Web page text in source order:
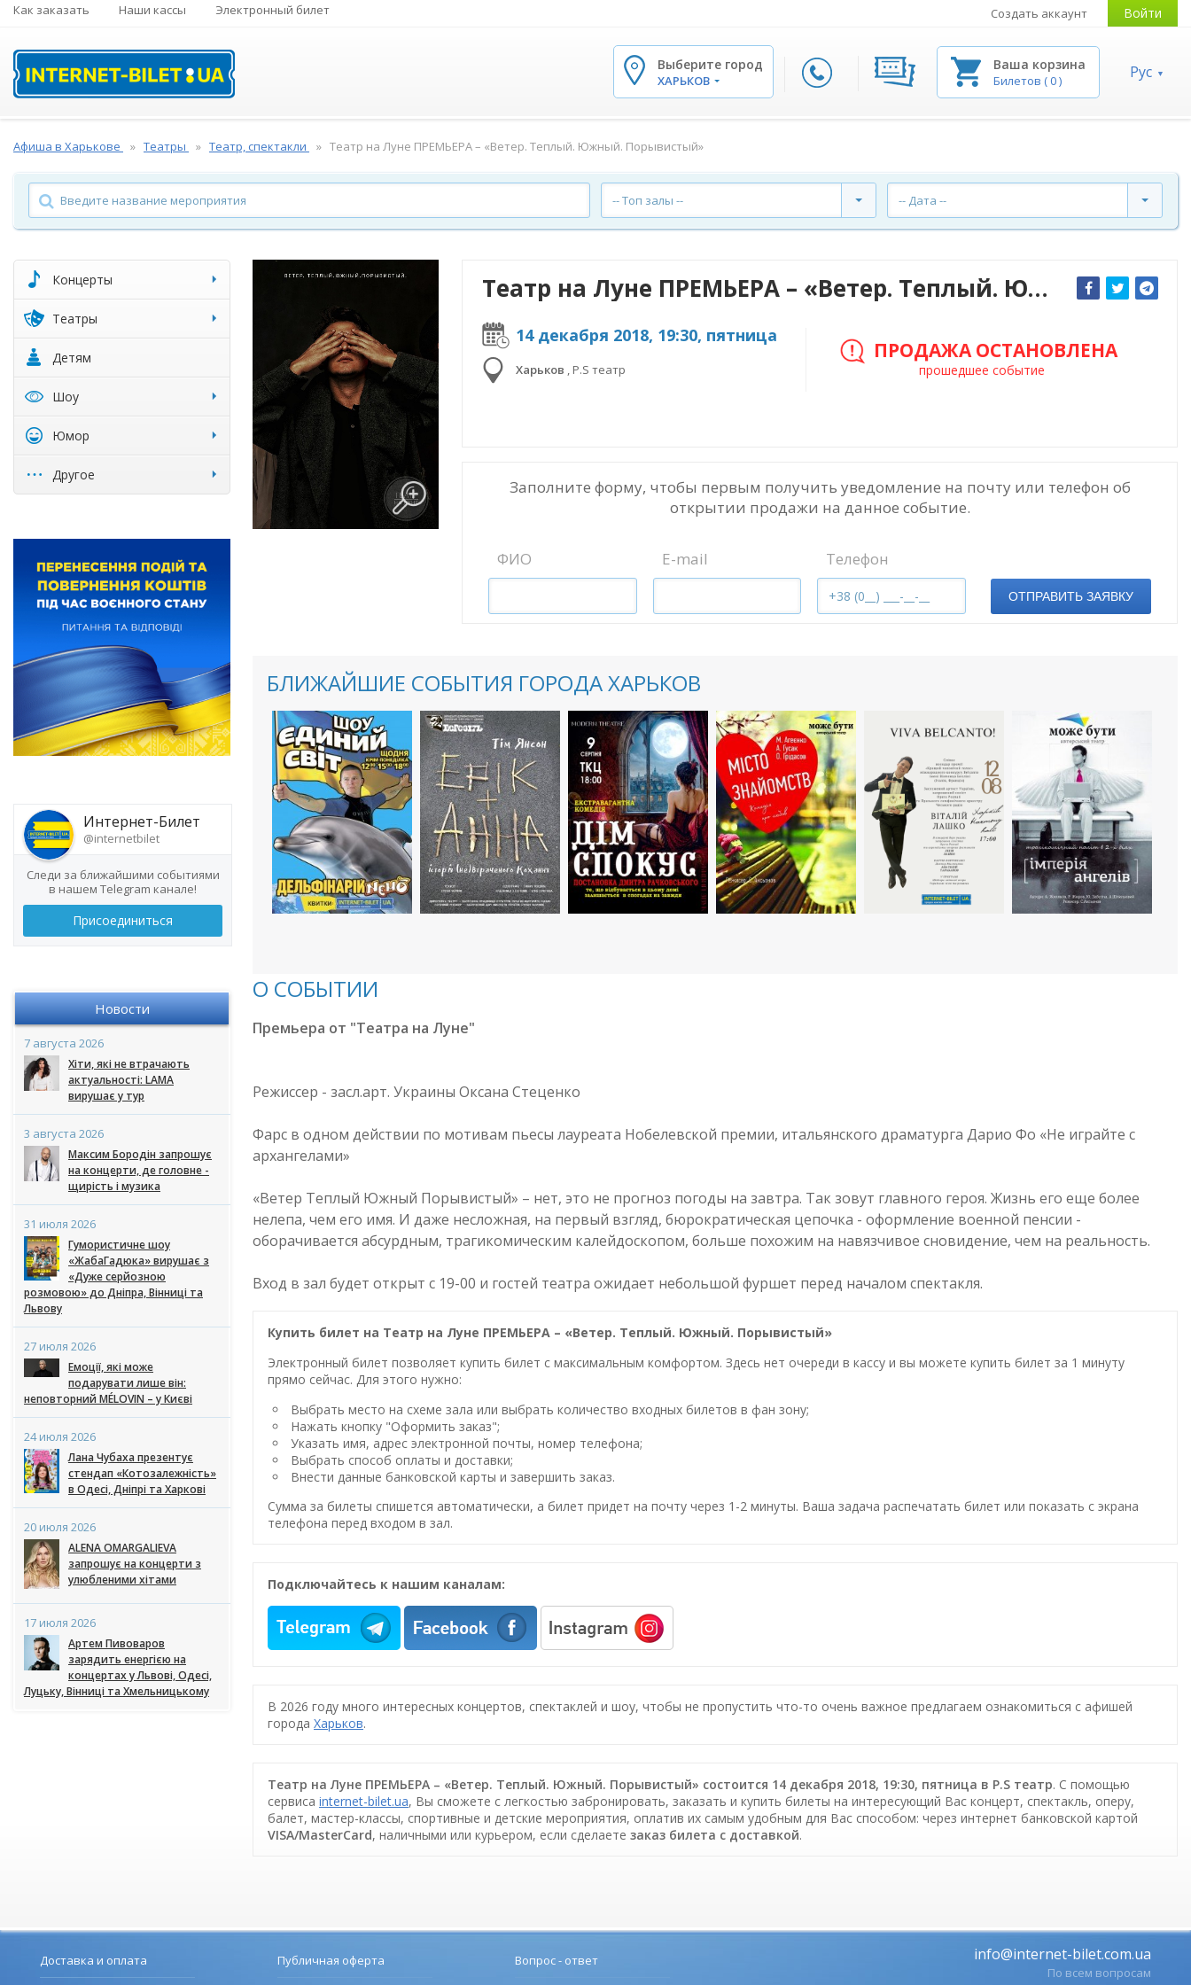
Как заказать Наши кассы Электронный билет Создать аккаунт Войти
Выберите город
ХАРЬКОВ
Ваша корзина
Билетов (0) Рус
Афиша в Харькове Театры Театр, спектакли Театр на Луне ПРЕМЬЕРА – «Ветер. Теплый. Южный. Порывистый»
-- Топ залы -- -- Дата --
Концерты
Театры
Детям
Шоу
Юмор
Другое
Интернет-Билет
@internetbilet
Следи за ближайшими событиями
в нашем Telegram канале!
Присоединиться
Новости
7 августа 2026
Хіти, які не втрачають
актуальності: LAMA
вирушає у тур
3 августа 2026
Максим Бородін запрошує
на концерти, де головне -
щирість і музика
31 июля 2026
Гумористичне шоу
«ЖабаГадюка» вирушає з
«Дуже серйозною
розмовою» до Дніпра, Вінниці та
Львову
27 июля 2026
Емоції, які може
подарувати лише він:
неповторний MÉLOVIN – у Києві
24 июля 2026
Лана Чубаха презентує
стендап «Котозалежність»
в Одесі, Дніпрі та Харкові
20 июля 2026
ALENA OMARGALIEVA
запрошує на концерти з
улюбленими хітами
17 июля 2026
Артем Пивоваров
зарядить енергією на
концертах у Львові, Одесі,
Луцьку, Вінниці та Хмельницькому
Театр на Луне ПРЕМЬЕРА – «Ветер. Теплый. Южный. Порывистый»
14 декабря 2018, 19:30, пятница
Харьков , P.S театр
ПРОДАЖА ОСТАНОВЛЕНА
прошедшее событие
Заполните форму, чтобы первым получить уведомление на почту или телефон об
открытии продажи на данное событие.
ФИО E-mail Телефон
ОТПРАВИТЬ ЗАЯВКУ
БЛИЖАЙШИЕ СОБЫТИЯ ГОРОДА ХАРЬКОВ
О СОБЫТИИ
Премьера от "Театра на Луне"
Режиссер - засл.арт. Украины Оксана Стеценко
Фарс в одном действии по мотивам пьесы лауреата Нобелевской премии, итальянского драматурга Дарио Фо «Не играйте с
архангелами»
«Ветер Теплый Южный Порывистый» – нет, это не прогноз погоды на завтра. Так зовут главного героя. Жизнь его еще более
нелепа, чем его имя. И даже несложная, на первый взгляд, бюрократическая цепочка - оформление военной пенсии -
оборачивается абсурдным, трагикомическим калейдоскопом, больше похожим на навязчивое сновидение, чем на реальность.
Вход в зал будет открыт с 19-00 и гостей театра ожидает небольшой фуршет перед началом спектакля.
Купить билет на Театр на Луне ПРЕМЬЕРА – «Ветер. Теплый. Южный. Порывистый»
Электронный билет позволяет купить билет с максимальным комфортом. Здесь нет очереди в кассу и вы можете купить билет за 1 минуту
прямо сейчас. Для этого нужно:
Выбрать место на схеме зала или выбрать количество входных билетов в фан зону;
Нажать кнопку "Оформить заказ";
Указать имя, адрес электронной почты, номер телефона;
Выбрать способ оплаты и доставки;
Внести данные банковской карты и завершить заказ.
Сумма за билеты спишется автоматически, а билет придет на почту через 1-2 минуты. Ваша задача распечатать билет или показать с экрана
телефона перед входом в зал.
Подключайтесь к нашим каналам:
В 2026 году много интересных концертов, спектаклей и шоу, чтобы не пропустить что-то очень важное предлагаем ознакомиться с афишей
города Харьков.
Театр на Луне ПРЕМЬЕРА – «Ветер. Теплый. Южный. Порывистый» состоится 14 декабря 2018, 19:30, пятница в P.S театр. С помощью
сервиса internet-bilet.ua, Вы сможете с легкостью забронировать, заказать и купить билеты на интересующий Вас концерт, спектакль, оперу,
балет, мастер-классы, спортивные и детские мероприятия, оплатив их самым удобным для Вас способом: через интернет банковской картой
VISA/MasterCard, наличными или курьером, если сделаете заказ билета c доставкой.
Доставка и оплата Публичная оферта Вопрос - ответ info@internet-bilet.com.ua
По всем вопросам